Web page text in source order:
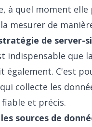
à quel moment
mesurer de
de server-
indispensable que
également. C'est
collecte les
fiable et précis.
sources de